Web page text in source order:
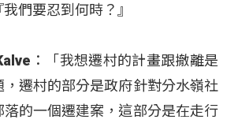
們要忍到何時？』
：「我想遷村的計畫跟撤離是
遷村的部分是政府針對分水嶺社
的一個遷建案，這部分是在走行